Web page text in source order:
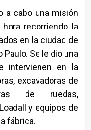
a cabo una misión
recorriendo la
en la ciudad de
Paulo. Se le dio una
intervienen en la
excavadoras de
de ruedas,
y equipos de
fábrica.